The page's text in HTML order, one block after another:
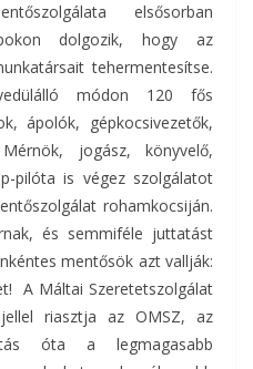
elsősorban
dolgozik, hogy az
tehermentesítse.
módon 120 fős
ápolók, gépkocsivezetők,
jogász, könyvelő,
pilóta is végez szolgálatot
rohamkocsiján.
és semmiféle juttatást
mentősök azt vallják:
A Máltai Szeretetszolgálat
riasztja az OMSZ, az
óta a legmagasabb